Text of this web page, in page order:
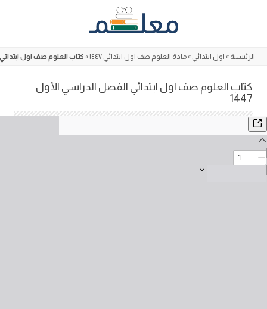
الرئيسية » اول ابتدائي »مادة العلوم صف اول ابتدائي ١٤٤٧ » كتاب العلوم صف اول ابتدائي
كتاب العلوم صف اول ابتدائي الفصل الدراسي الأول
1447